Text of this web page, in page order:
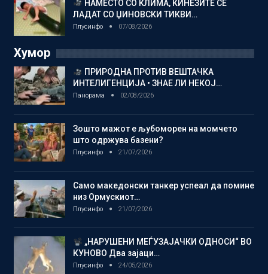
НАМЕСТО СО КЛИМА, КИНЕЗИТЕ СЕ
ЛАДАТ СО ЏИНОВСКИ ТИКВИ…
Плусинфо 07/08/2026
Хумор
ПРИРОДНА ПРОТИВ ВЕШТАЧКА
ИНТЕЛИГЕНЦИЈА • ЗНАЕ ЛИ НЕКОЈ…
Панорама 02/08/2026
Зошто мажот е љубоморен на момчето
што одржува базени?
Плусинфо 21/07/2026
Само македонски танкер успеал да помине
низ Ормускиот…
Плусинфо 21/07/2026
„НАРУШЕНИ МЕЃУЗАЈАЧКИ ОДНОСИ“ ВО
КУНОВО Два зајаци…
Плусинфо 24/05/2026